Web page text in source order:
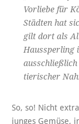
Vorliebe für
Städten hat
gilt dort als
Haussperling
tierischer
So, so! Nicht
junges Gemüse,